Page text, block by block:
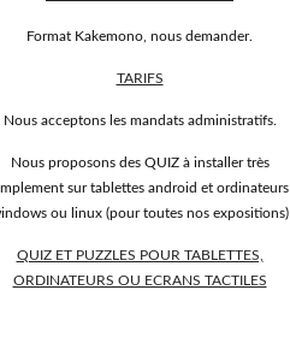
Format Kakemono, nous demander.
TARIFS
Nous acceptons les mandats administratifs.
Nous proposons des QUIZ à installer très
sur tablettes android et ordinateurs
ou linux (pour toutes nos expositions)
QUIZ ET PUZZLES POUR TABLETTES,
ORDINATEURS OU ECRANS TACTILES